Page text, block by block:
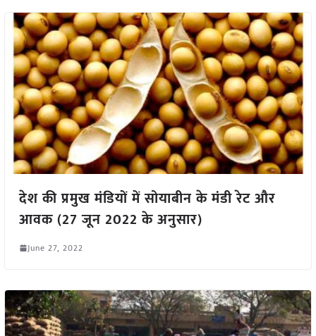
देश की प्रमुख मंडियों में सोयाबीन के मंडी रेट और
आवक (27 जून 2022 के अनुसार)
June 27, 2022